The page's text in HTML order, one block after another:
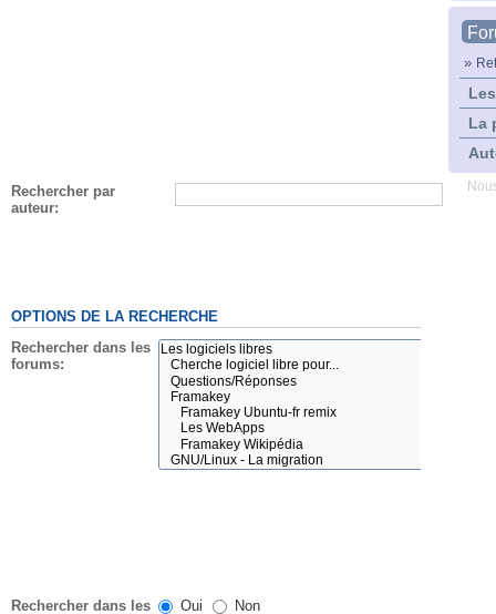
»
La
Rechercher par
auteur:
OPTIONS DE LA RECHERCHE
Rechercher dans les
forums:
Rechercher dans les Oui Non